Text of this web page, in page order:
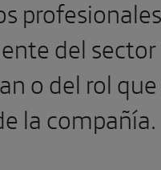
del sector
o del rol que
la compañía.